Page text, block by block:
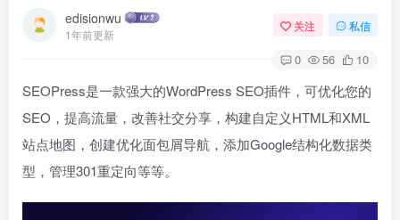
edisionwu
1年前更新
关注 私信
0 56 10
SEOPress是一款强大的WordPress SEO插件，可优化您的
SEO，提高流量，改善社交分享，构建自定义HTML和XML
站点地图，创建优化面包屑导航，添加Google结构化数据类
型，管理301重定向等等。